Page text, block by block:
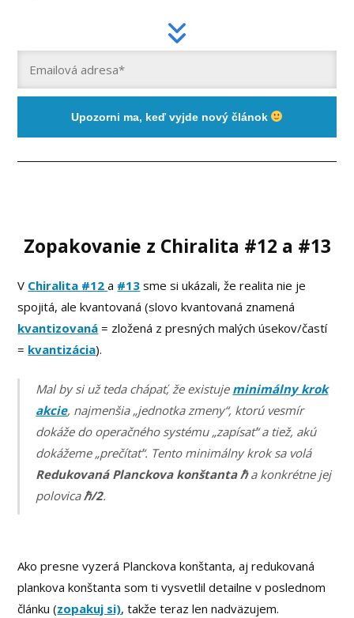
Upozorni ma, keď vyjde nový článok
Zopakovanie z Chiralita #12 a #13
V Chiralita #12a #13 sme si ukázali, že realita nie je
spojitá, ale kvantovaná (slovo kvantovaná znamená
kvantizovaná = zložená z presných malých úsekov/častí
= kvantizácia).
Mal by si už teda chápať, že existuje minimálny krok
akcie, najmenšia „jednotka zmeny“, ktorú vesmír
dokáže do operačného systému „zapísať“ a tiež, akú
dokážeme „prečítať“. Tento minimálny krok sa volá
Redukovaná Planckova konštanta ℏa konkrétne jej
polovicaℏ/2.
Ako presne vyzerá Planckova konštanta, aj redukovaná
plankova konštanta som ti vysvetlil detailne v poslednom
článku (zopakuj si), takže teraz len nadväzujem.